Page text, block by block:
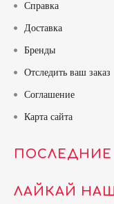
Справка
Доставка
Бренды
Отследить ваш заказ
Соглашение
Карта сайта
ПОСЛЕДНИЕ
ЛАЙКАЙ